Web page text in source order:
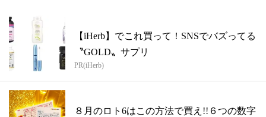
【iHerb】でこれ買って！SNSでバズってる
〝GOLD〟サプリ
PR(iHerb)
８月のロト6はこの方法で買え!!６つの数字